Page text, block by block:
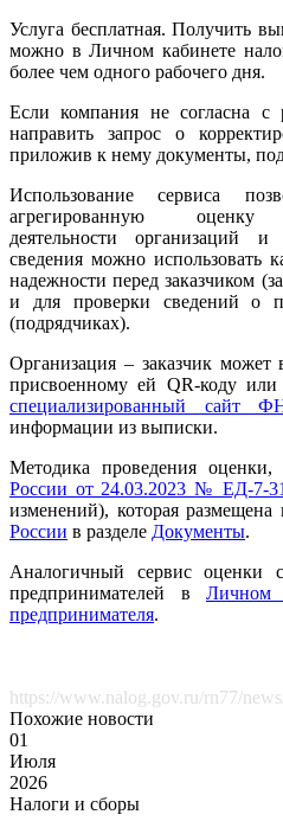
Услуга бесплатная. Получить
можно в Личном кабинете
более чем одного рабочего дня.
Если компания не согласна с
направить запрос о
приложив к нему документы,
Использование сервиса
агрегированную оценку
деятельности организаций и
сведения можно использовать
надежности перед заказчиком
и для проверки сведений о
(подрядчиках).
Организация – заказчик
присвоенному ей QR-коду
специализированный сайт
информации из выписки.
Методика проведения
России от 24.03.2023 № ЕД-7-
изменений), которая размещена
России в разделе Документы.
Аналогичный сервис оценки
предпринимателей в Личном
предпринимателя.
https://www.nalog.gov.ru/rn77/
Похожие новости
01
Июля
2026
Налоги и сборы